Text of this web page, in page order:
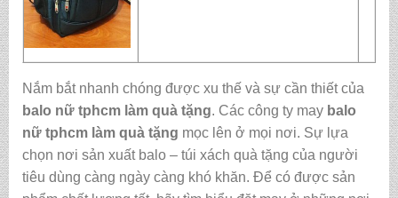
Nắm bắt nhanh chóng được xu thế và sự cần thiết của
balo nữ tphcm làm quà tặng. Các công ty may balo
nữ tphcm làm quà tặng mọc lên ở mọi nơi. Sự lựa
chọn nơi sản xuất balo – túi xách quà tặng của người
tiêu dùng càng ngày càng khó khăn. Để có được sản